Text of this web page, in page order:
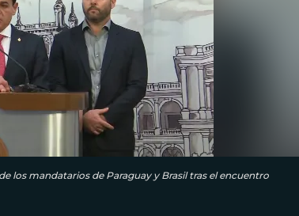
los mandatarios de Paraguay y Brasil tras el encuentro